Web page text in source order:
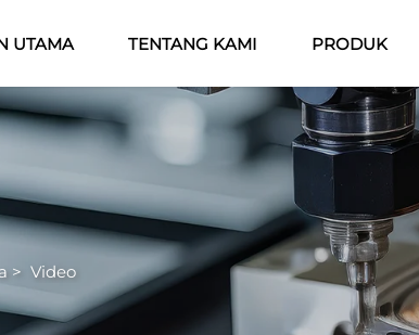
UTAMA TENTANG KAMI PRODUK
> Video